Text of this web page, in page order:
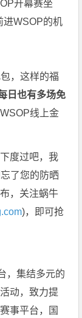
开幕赛坐
进WSOP的机
，这样的福
日也有多场免
线上金
度过吧，我
了您的防晒
，关注蜗牛
)，即可抢
，集结多元的
动，致力提
事平台，国